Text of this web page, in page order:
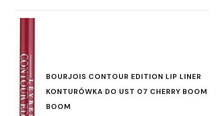
BOURJOIS CONTOUR EDITION LIP LINER
KONTURÓWKA DO UST 07 CHERRY BOOM
BOOM